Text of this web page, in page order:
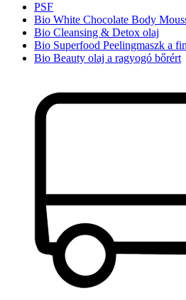
PSF
Bio White Chocolate Body
Bio Cleansing & Detox olaj
Bio Superfood Peelingmaszk a
Bio Beauty olaj a ragyogó bőrért